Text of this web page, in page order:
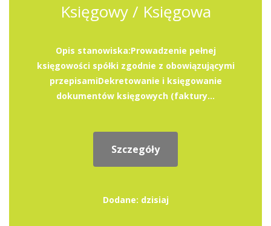
Księgowy / Księgowa
Opis stanowiska:Prowadzenie pełnej
księgowości spółki zgodnie z obowiązującymi
przepisamiDekretowanie i księgowanie
dokumentów księgowych (faktury...
Szczegóły
Dodane: dzisiaj